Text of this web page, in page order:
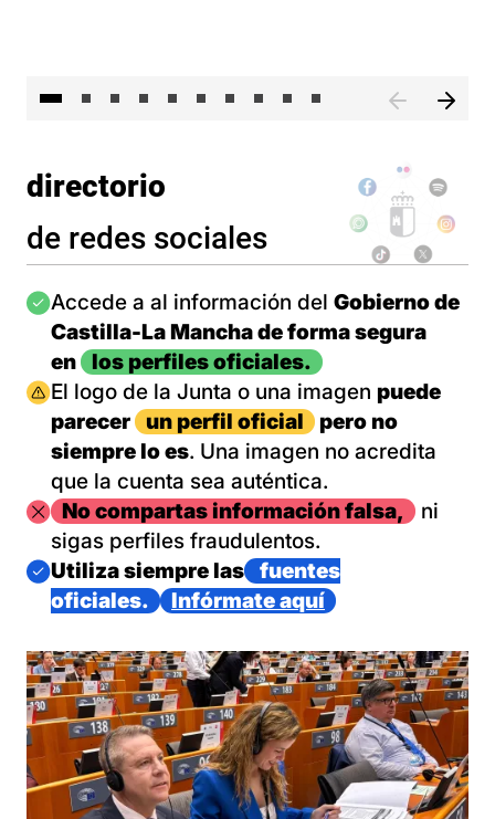
directorio
de redes sociales
Imagen
Accede a al información del Gobierno de
Castilla-La Mancha de forma segura
en
los perfiles oficiales.
Imagen
El logo de la Junta o una imagen puede
parecer
un perfil oficial
pero no
siempre lo es. Una imagen no acredita
que la cuenta sea auténtica.
ImagenNo compartas información falsa,
ni
sigas perfiles fraudulentos.
Imagen
Utiliza siempre las
fuentes
oficiales.
Infórmate aquí